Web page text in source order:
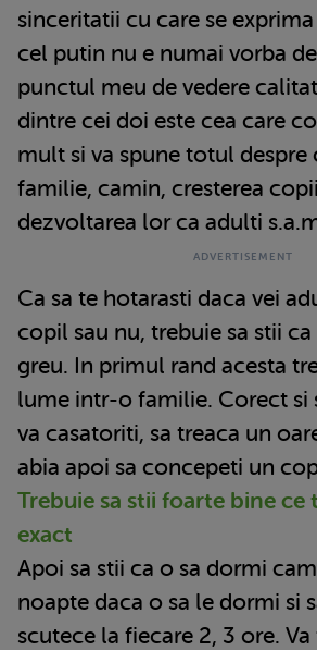
sinceritatii cu care se
cel putin nu e numai vorba
punctul meu de vedere
dintre cei doi este cea care
mult si va spune totul despre
familie, camin, cresterea
dezvoltarea lor ca adulti
Ca sa te hotarasti daca vei
copil sau nu, trebuie sa stii
greu. In primul rand acesta
lume intr-o familie. Corect si
va casatoriti, sa treaca un
abia apoi sa concepeti un
Trebuie sa stii foarte bine ce
exact
Apoi sa stii ca o sa dormi
noapte daca o sa le dormi si
scutece la fiecare 2, 3 ore.